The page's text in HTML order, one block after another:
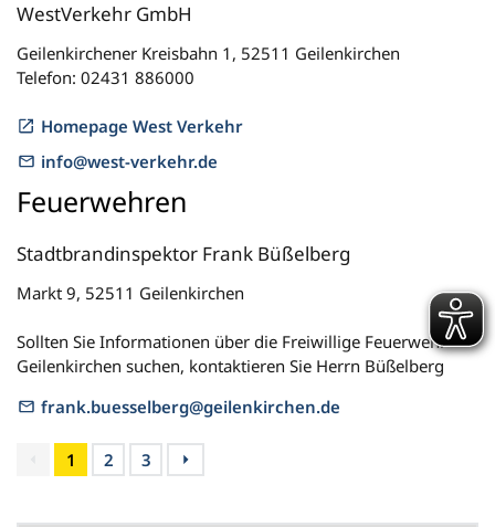
WestVerkehr GmbH
Geilenkirchener Kreisbahn 1, 52511 Geilenkirchen
Telefon: 02431 886000
Homepage West Verkehr
info@west-verkehr.de
Feuerwehren
Stadtbrandinspektor Frank Büßelberg
Markt 9, 52511 Geilenkirchen
Sollten Sie Informationen über die Freiwillige Feuerwehr
Geilenkirchen suchen, kontaktieren Sie Herrn Büßelberg
frank.buesselberg@geilenkirchen.de
1 2 3